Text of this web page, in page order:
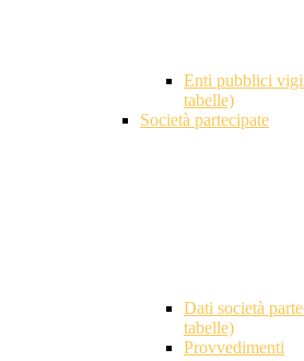
Enti pubblici
tabelle)
Società partecipate
Dati società
tabelle)
Provvedimenti